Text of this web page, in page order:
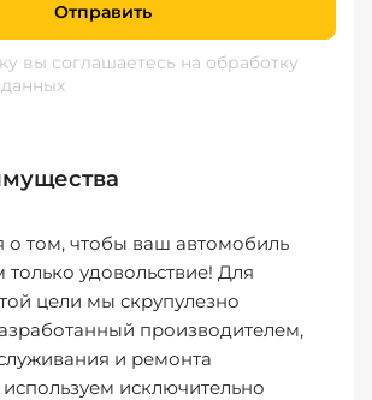
Отправить
вы соглашаетесь на обработку
о том, чтобы ваш автомобиль
только удовольствие! Для
цели мы скрупулезно
производителем,
и ремонта
исключительно